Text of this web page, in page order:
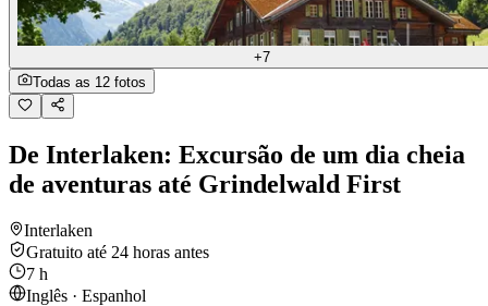
+7
Todas as 12 fotos
De Interlaken: Excursão de um dia cheia
de aventuras até Grindelwald First
Interlaken
Gratuito até 24 horas antes
7 h
Inglês · Espanhol